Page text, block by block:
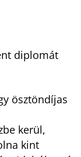
diplomát
ösztöndíjas
kerül,
kint